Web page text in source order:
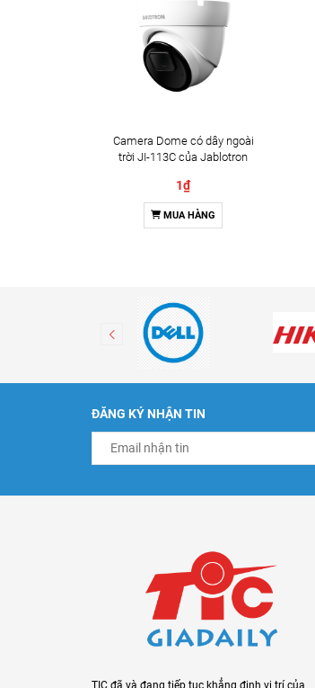
Camera Dome có dây ngoài
trời JI-113C của Jablotron
1₫
MUA HÀNG
ĐĂNG KÝ NHẬN TIN
TIC đã và đang tiếp tục khẳng định vị trí của